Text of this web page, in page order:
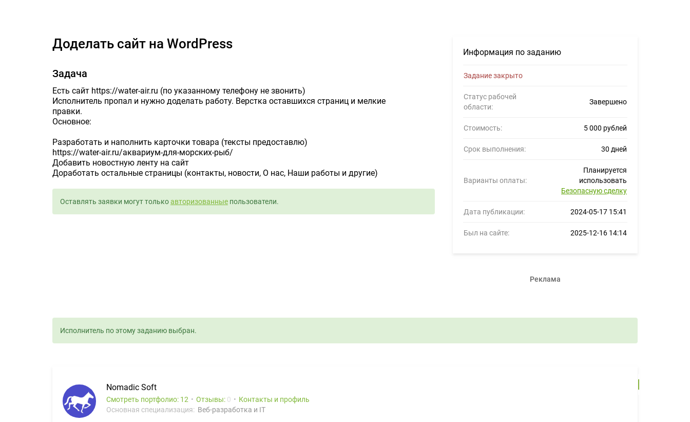
Информация по заданию
Задание закрыто
Статус рабочей
области:
Завершено
Стоимость: 5 000 рублей
Срок выполнения: 30 дней
Варианты оплаты:
Планируется
использовать
Безопасную сделку
Дата публикации: 2024-05-17 15:41
Был на сайте: 2025-12-16 14:14
Реклама
Доделать сайт на WordPress
Задача
Есть сайт https://water-air.ru (по указанному телефону не звонить)
Исполнитель пропал и нужно доделать работу. Верстка оставшихся страниц и мелкие
правки.
Основное:
Разработать и наполнить карточки товара (тексты предоставлю)
https://water-air.ru/аквариум-для-морских-рыб/
Добавить новостную ленту на сайт
Доработать остальные страницы (контакты, новости, О нас, Наши работы и другие)
Оставлять заявки могут толькоавторизованные пользователи.
Исполнитель по этому заданию выбран.
Nomadic Soft
Смотреть портфолио: 12 Отзывы: 0
Контакты и профиль
Основная специализация: Веб-разработка и IT